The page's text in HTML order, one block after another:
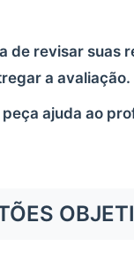
de revisar suas
a avaliação.
ajuda ao